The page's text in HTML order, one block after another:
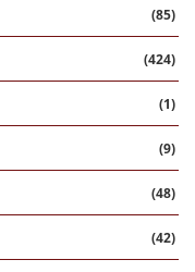
(85)
(424)
(1)
(9)
(48)
(42)